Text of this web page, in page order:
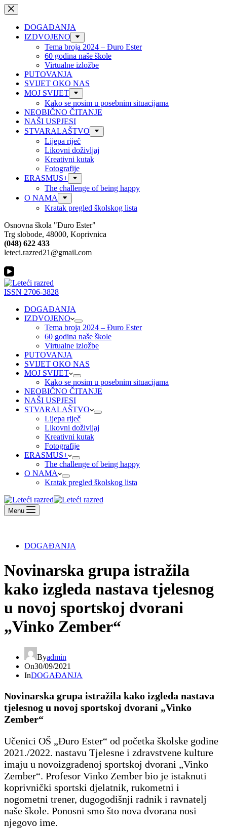
Preskoči
na
sadržajDOGAĐANJA
IZDVOJENO
Tema broja 2024 – Đuro Ester
60 godina naše škole
Virtualne izložbe
PUTOVANJA
SVIJET OKO NAS
MOJ SVIJET
Kako se nosim u posebnim situacijama
NEOBIČNO ČITANJE
NAŠI USPJESI
STVARALAŠTVO
Lijepa riječ
Likovni doživljaj
Kreativni kutak
Fotografije
ERASMUS+
The challenge of being happy
O NAMA
Kratak pregled školskog lista
Osnovna škola "Đuro Ester"
Trg slobode, 48000, Koprivnica
(048) 622 433
leteci.razred21@gmail.com
ISSN 2706-3828
DOGAĐANJA
IZDVOJENO
Tema broja 2024 – Đuro Ester
60 godina naše škole
Virtualne izložbe
PUTOVANJA
SVIJET OKO NAS
MOJ SVIJET
Kako se nosim u posebnim situacijama
NEOBIČNO ČITANJE
NAŠI USPJESI
STVARALAŠTVO
Lijepa riječ
Likovni doživljaj
Kreativni kutak
Fotografije
ERASMUS+
The challenge of being happy
O NAMA
Kratak pregled školskog lista
Menu
DOGAĐANJA
Novinarska grupa istražila
kako izgleda nastava tjelesnog
u novoj sportskoj dvorani
„Vinko Zember“
Byadmin
On30/09/2021
InDOGAĐANJA
Novinarska grupa istražila kako izgleda nastava
tjelesnog u novoj sportskoj dvorani „Vinko
Zember“
Učenici OŠ „Đuro Ester“ od početka školske godine
2021./2022. nastavu Tjelesne i zdravstvene kulture
imaju u novoizgrađenoj sportskoj dvorani „Vinko
Zember“. Profesor Vinko Zember bio je istaknuti
koprivnički sportski djelatnik, rukometni i
nogometni trener, dugogodišnji radnik i ravnatelj
naše škole. Ponosni smo što nova dvorana nosi
njegovo ime.